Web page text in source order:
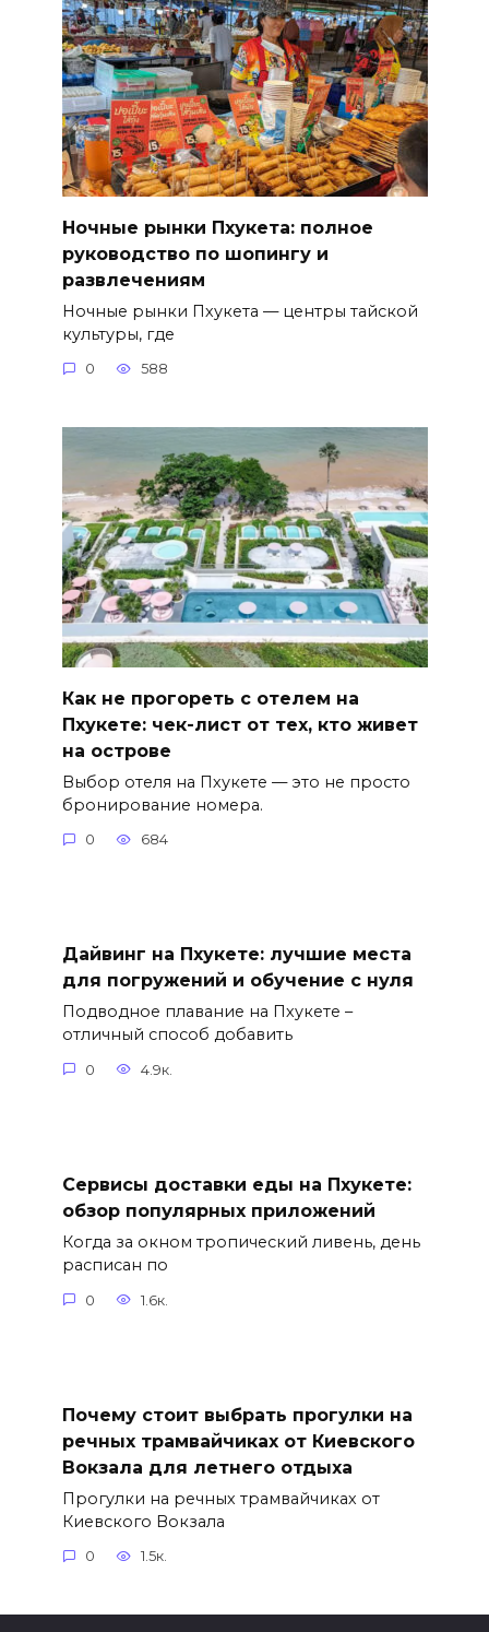
Ночные рынки Пхукета: полное
руководство по шопингу и
развлечениям
Ночные рынки Пхукета — центры тайской
культуры, где
0 588
Как не прогореть с отелем на
Пхукете: чек-лист от тех, кто живет
на острове
Выбор отеля на Пхукете — это не просто
бронирование номера.
0 684
Дайвинг на Пхукете: лучшие места
для погружений и обучение с нуля
Подводное плавание на Пхукете –
отличный способ добавить
0 4.9к.
Сервисы доставки еды на Пхукете:
обзор популярных приложений
Когда за окном тропический ливень, день
расписан по
0 1.6к.
Почему стоит выбрать прогулки на
речных трамвайчиках от Киевского
Вокзала для летнего отдыха
Прогулки на речных трамвайчиках от
Киевского Вокзала
0 1.5к.